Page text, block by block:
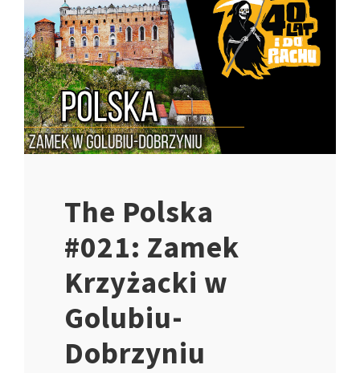
The Polska
#021: Zamek
Krzyżacki w
Golubiu-
Dobrzyniu